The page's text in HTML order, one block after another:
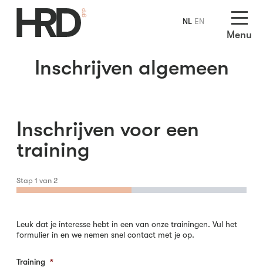
Menu
Inschrijven algemeen
Inschrijven voor een
training
Stap 1 van 2
Leuk dat je interesse hebt in een van onze trainingen. Vul het
formulier in en we nemen snel contact met je op.
Training *
NL EN